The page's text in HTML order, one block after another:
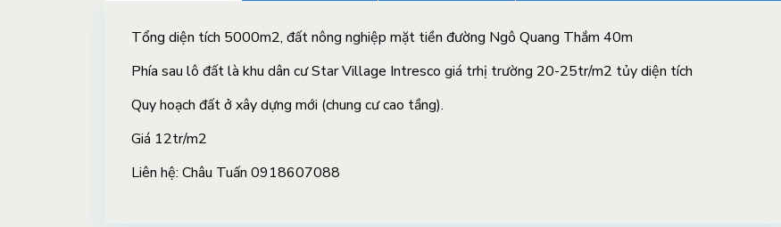
Tổng diện tích 5000m2, đất nông nghiệp mặt tiền đường Ngô Quang Thắm 40m
Phía sau lô đất là khu dân cư Star Village Intresco giá trhị trường 20-25tr/m2 tủy diện tích
Quy hoạch đất ở xây dựng mới (chung cư cao tầng).
Giá 12tr/m2
Liên hệ: Châu Tuấn 0918607088